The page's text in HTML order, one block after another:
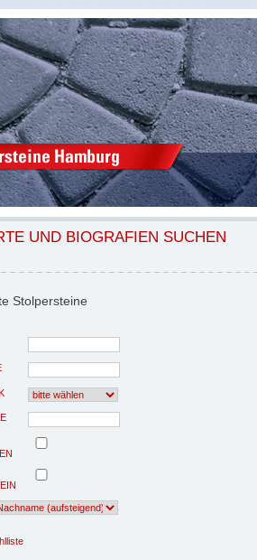
UND BIOGRAFIEN SUCHEN
Stolpersteine